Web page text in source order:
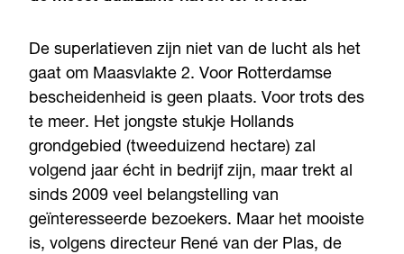
De superlatieven zijn niet van de lucht als het
gaat om Maasvlakte 2. Voor Rotterdamse
bescheidenheid is geen plaats. Voor trots des
te meer. Het jongste stukje Hollands
grondgebied (tweeduizend hectare) zal
volgend jaar écht in bedrijf zijn, maar trekt al
sinds 2009 veel belangstelling van
geïnteresseerde bezoekers. Maar het mooiste
is, volgens directeur René van der Plas, de